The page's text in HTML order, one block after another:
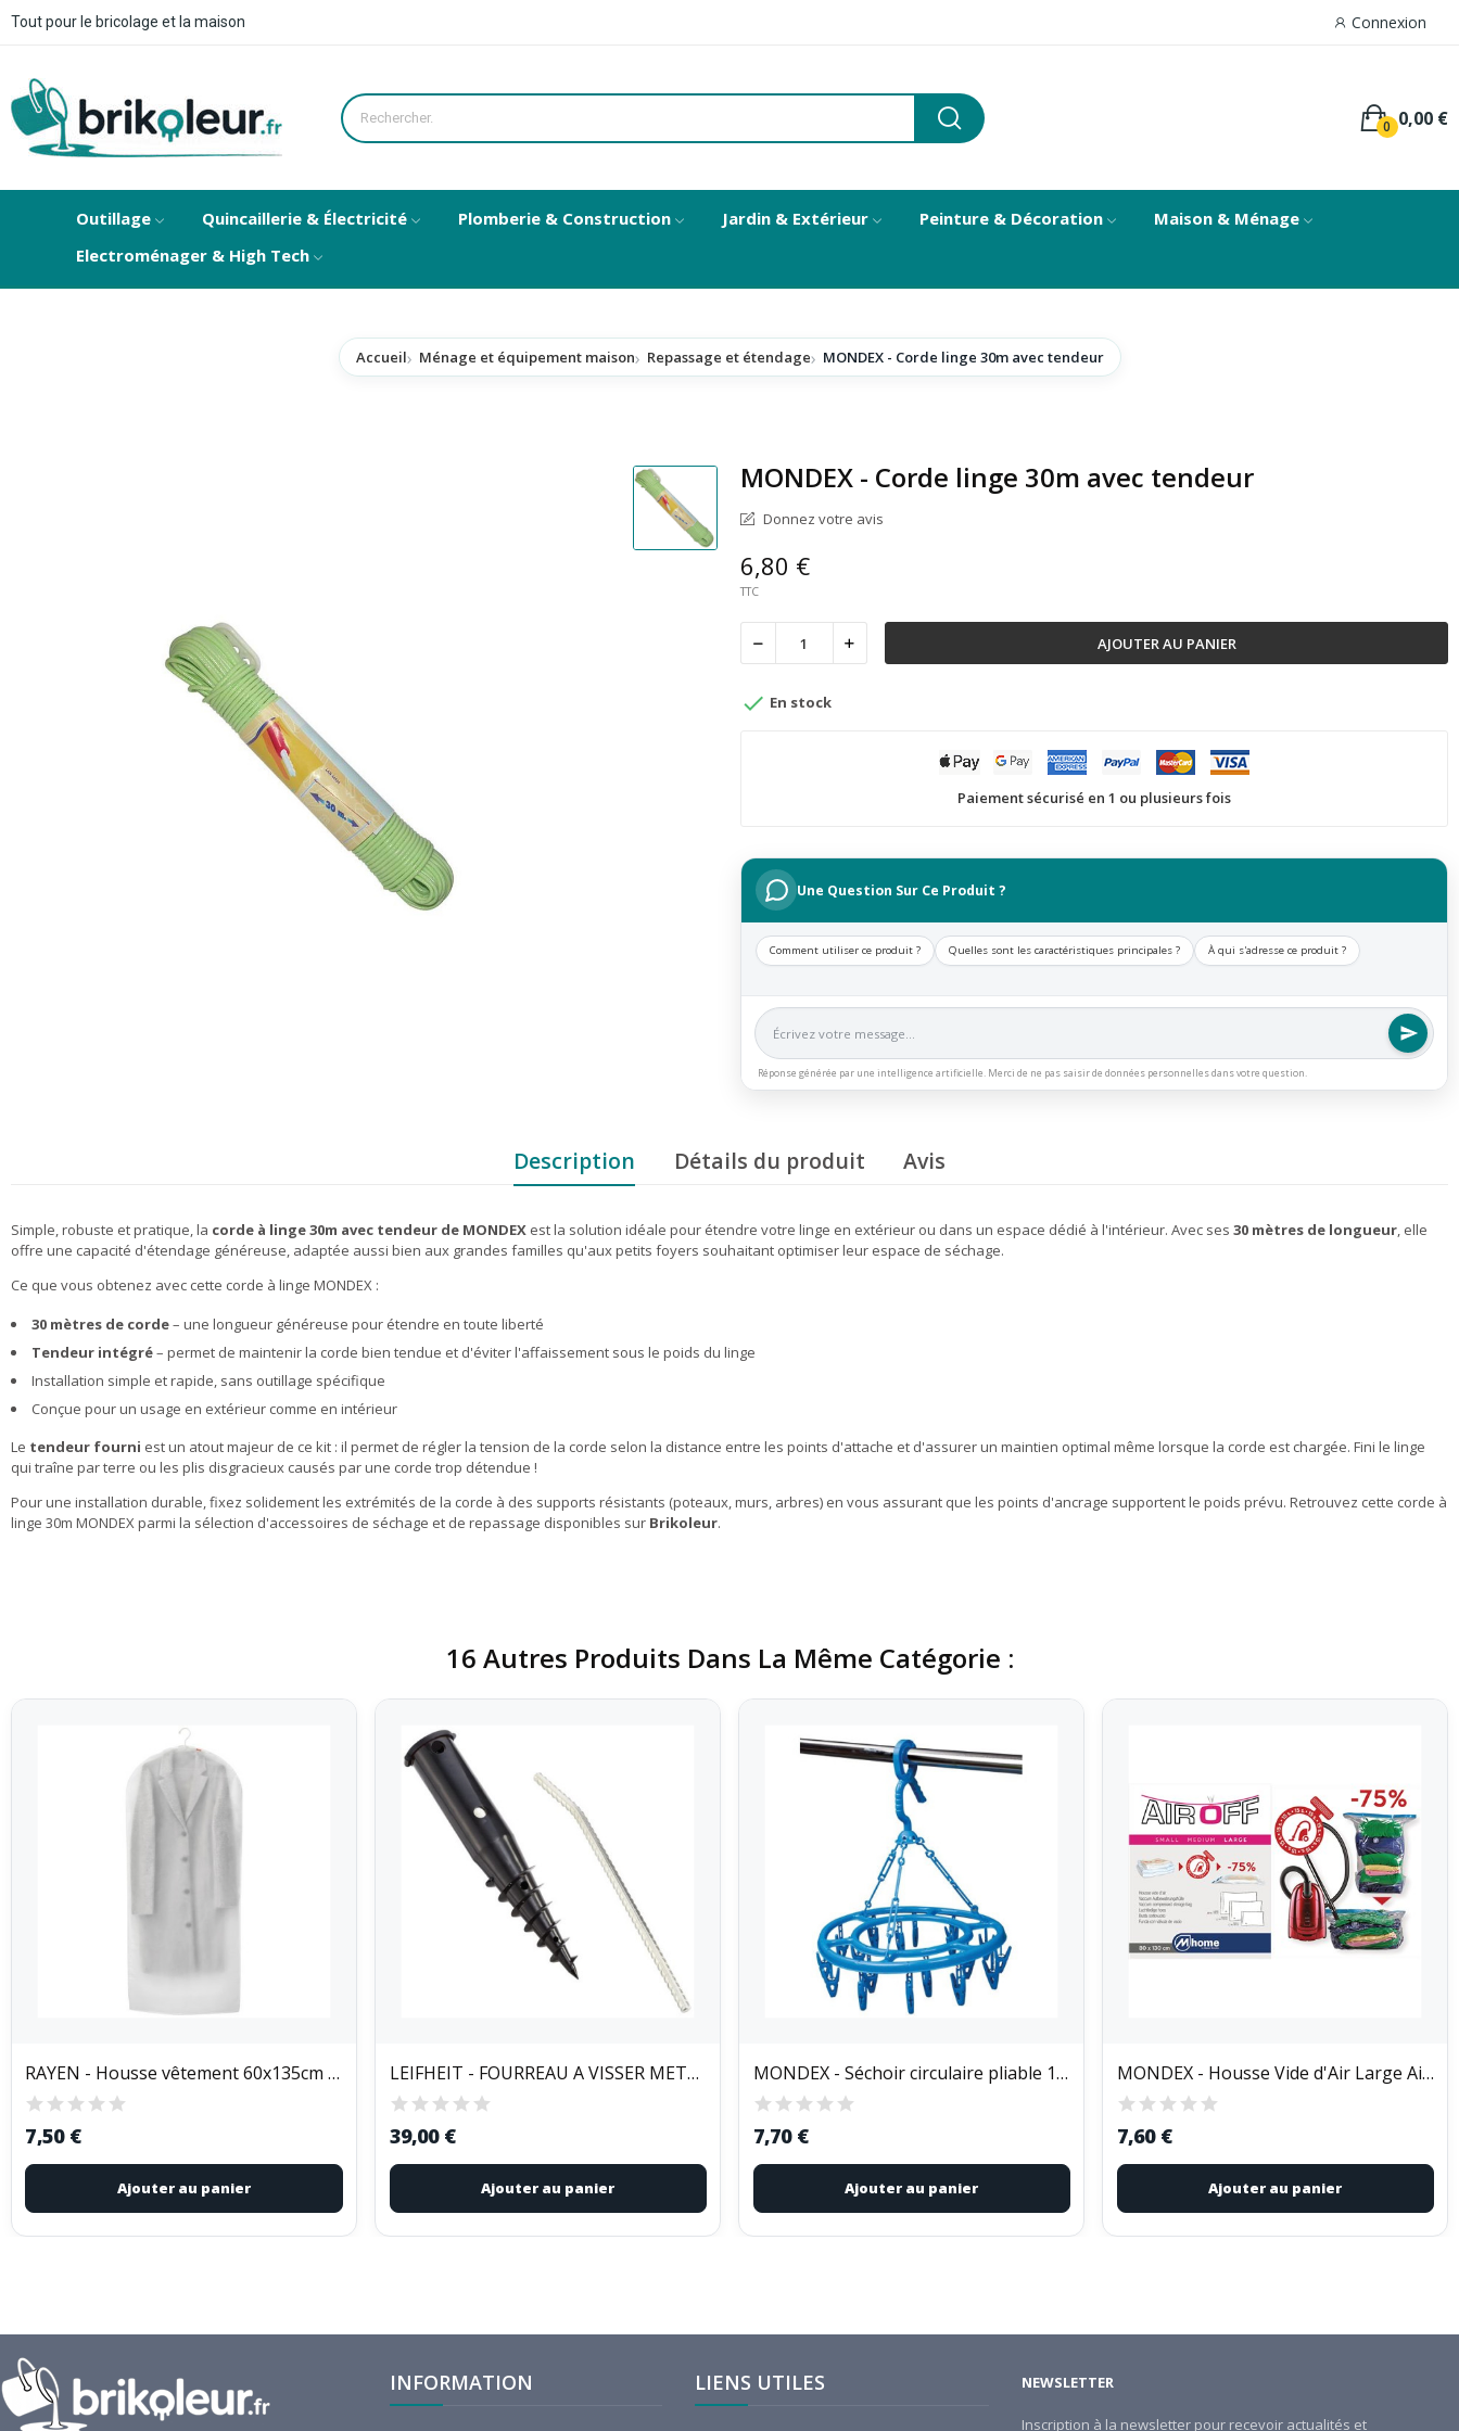
Tout pour le bricolage et la maison Connexion
0,00 €
0
Outillage Quincaillerie & Électricité Plomberie & Construction Jardin & Extérieur Peinture & Décoration
Maison & Ménage
Electroménager & High Tech
Accueil Ménage et équipement maison Repassage et étendage MONDEX - Corde linge 30m avec tendeur
MONDEX - Corde linge 30m avec tendeur
Donnez votre avis
6,80 €
TTC
AJOUTER AU PANIER
 En stock
Paiement sécurisé en 1 ou plusieurs fois
Une Question Sur Ce Produit ?
Comment utiliser ce produit ? Quelles sont les caractéristiques principales ? À qui s'adresse ce produit ?
Réponse générée par une intelligence artificielle. Merci de ne pas saisir de données personnelles dans votre question.
Description Détails du produit Avis
Simple, robuste et pratique, la corde à linge 30m avec tendeur de MONDEX est la solution idéale pour étendre votre linge en extérieur ou dans un espace dédié à l'intérieur. Avec ses 30 mètres de longueur, elle
offre une capacité d'étendage généreuse, adaptée aussi bien aux grandes familles qu'aux petits foyers souhaitant optimiser leur espace de séchage.
Ce que vous obtenez avec cette corde à linge MONDEX :
30 mètres de corde– une longueur généreuse pour étendre en toute liberté
Tendeur intégré– permet de maintenir la corde bien tendue et d'éviter l'affaissement sous le poids du linge
Installation simple et rapide, sans outillage spécifique
Conçue pour un usage en extérieur comme en intérieur
Le tendeur fourni est un atout majeur de ce kit : il permet de régler la tension de la corde selon la distance entre les points d'attache et d'assurer un maintien optimal même lorsque la corde est chargée. Fini le linge
qui traîne par terre ou les plis disgracieux causés par une corde trop détendue !
Pour une installation durable, fixez solidement les extrémités de la corde à des supports résistants (poteaux, murs, arbres) en vous assurant que les points d'ancrage supportent le poids prévu. Retrouvez cette corde à
linge 30m MONDEX parmi la sélection d'accessoires de séchage et de repassage disponibles sur Brikoleur.
16 Autres Produits Dans La Même Catégorie :
RAYEN - Housse vêtement 60x135cm grise 2031
7,50 €
Ajouter au panier
LEIFHEIT - FOURREAU A VISSER METAL...
39,00 €
Ajouter au panier
MONDEX - Séchoir circulaire pliable 18 pinces
7,70 €
Ajouter au panier
MONDEX - Housse Vide d'Air Large Air Off 80x130cm
7,60 €
Ajouter au panier
INFORMATION LIENS UTILES NEWSLETTER
Inscription à la newsletter pour recevoir actualités et